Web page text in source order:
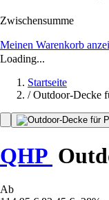
Zwischensumme
Meinen Warenkorb
Loading...
Startseite
/ Outdoor-Decke
QHP
Ab